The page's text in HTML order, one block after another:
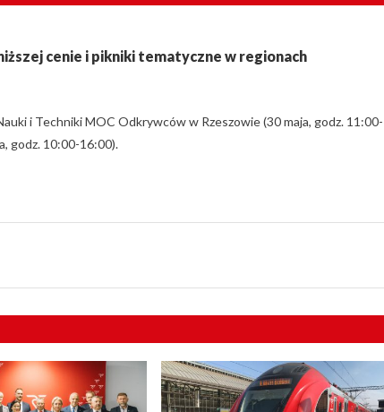
cenie i pikniki tematyczne w regionach
i Techniki MOC Odkrywców w Rzeszowie (30 maja, godz. 11:00-
godz. 10:00-16:00).